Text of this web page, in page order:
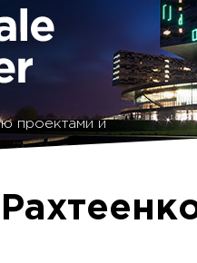
проектами и